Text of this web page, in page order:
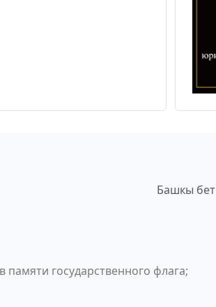
Башкы бет
государственного флага;